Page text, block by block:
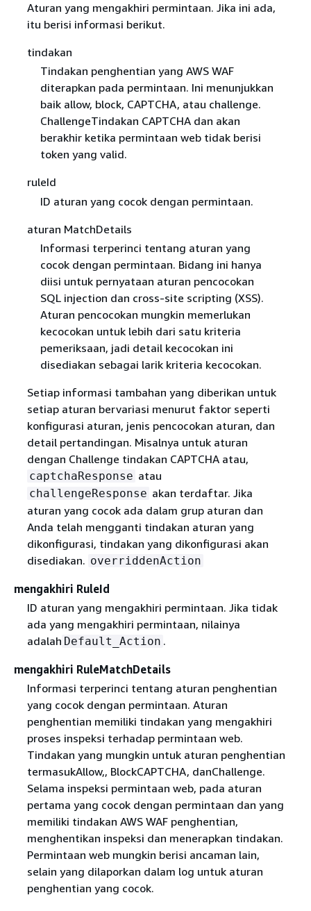
Aturan yang mengakhiri permintaan. Jika ini ada,
itu berisi informasi berikut.
tindakan
Tindakan penghentian yang AWS WAF
diterapkan pada permintaan. Ini menunjukkan
baik allow, block, CAPTCHA, atau challenge.
ChallengeTindakan CAPTCHA dan akan
berakhir ketika permintaan web tidak berisi
token yang valid.
ruleId
ID aturan yang cocok dengan permintaan.
aturan MatchDetails
Informasi terperinci tentang aturan yang
cocok dengan permintaan. Bidang ini hanya
diisi untuk pernyataan aturan pencocokan
SQL injection dan cross-site scripting (XSS).
Aturan pencocokan mungkin memerlukan
kecocokan untuk lebih dari satu kriteria
pemeriksaan, jadi detail kecocokan ini
disediakan sebagai larik kriteria kecocokan.
Setiap informasi tambahan yang diberikan untuk
setiap aturan bervariasi menurut faktor seperti
konfigurasi aturan, jenis pencocokan aturan, dan
detail pertandingan. Misalnya untuk aturan
dengan Challenge tindakan CAPTCHA atau,
captchaResponse atau
challengeResponse akan terdaftar. Jika
aturan yang cocok ada dalam grup aturan dan
Anda telah mengganti tindakan aturan yang
dikonfigurasi, tindakan yang dikonfigurasi akan
disediakan. overriddenAction
mengakhiri RuleId
ID aturan yang mengakhiri permintaan. Jika tidak
ada yang mengakhiri permintaan, nilainya
adalah Default_Action .
mengakhiri RuleMatchDetails
Informasi terperinci tentang aturan penghentian
yang cocok dengan permintaan. Aturan
penghentian memiliki tindakan yang mengakhiri
proses inspeksi terhadap permintaan web.
Tindakan yang mungkin untuk aturan penghentian
termasukAllow,, BlockCAPTCHA, danChallenge.
Selama inspeksi permintaan web, pada aturan
pertama yang cocok dengan permintaan dan yang
memiliki tindakan AWS WAF penghentian,
menghentikan inspeksi dan menerapkan tindakan.
Permintaan web mungkin berisi ancaman lain,
selain yang dilaporkan dalam log untuk aturan
penghentian yang cocok.